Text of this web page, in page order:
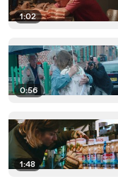
1:02
0:56
1:48